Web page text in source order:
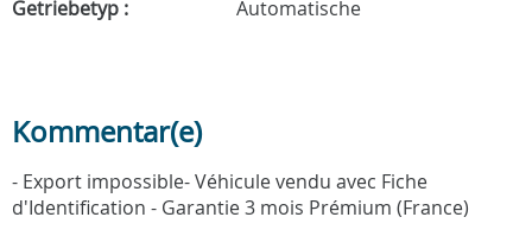
Getriebetyp :
Automatische
Kommentar(e)
- Export impossible- Véhicule vendu avec Fiche
d'Identification - Garantie 3 mois Prémium (France)